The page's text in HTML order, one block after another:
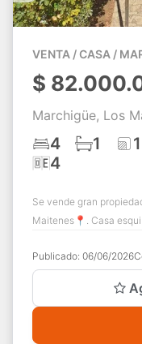
VENTA / CASA /
$
Marchigüe, Los
4 1
4
Se vende gran
Maitenes📍. Casa
Publicado: 06/06/2026